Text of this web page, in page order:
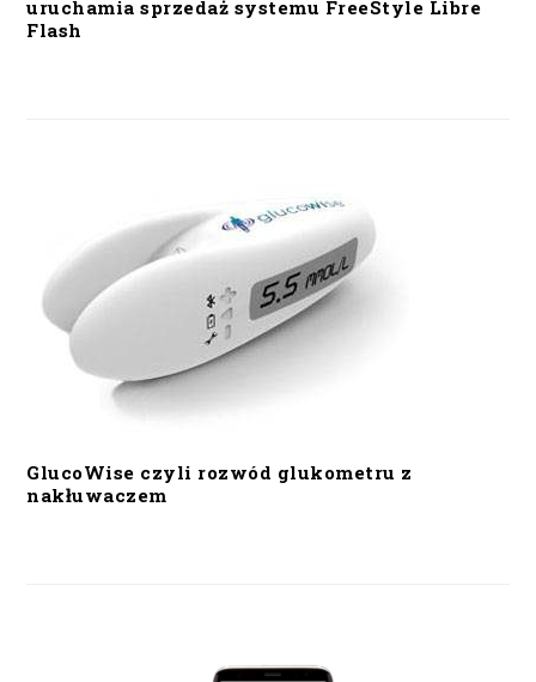
uruchamia sprzedaż systemu FreeStyle Libre
Flash
GlucoWise czyli rozwód glukometru z
nakłuwaczem